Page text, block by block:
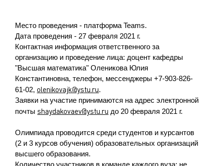
Место проведения - платформа Teams.
Дата проведения - 27 февраля 2021 г.
Контактная информация ответственного за
организацию и проведение лица: доцент кафедры
"Высшая математика" Оленикова Юлия
Константиновна, телефон, мессенджеры +7-903-826-
61-02, olenikovajk@ystu.ru.
Заявки на участие принимаются на адрес электронной
почты shaydakovaev@ystu.ru до 20 февраля 2021 г.
Олимпиада проводится среди студентов и курсантов
(2 и 3 курсов обучения) образовательных организаций
высшего образования.
Количество участников в команде каждого вуза: не